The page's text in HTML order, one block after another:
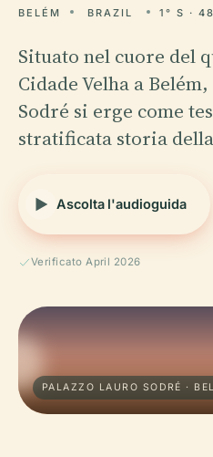
BELÉM BRAZIL 1° S ·
Situato nel cuore del
Cidade Velha a
Sodré si erge come
stratificata storia
Ascolta l'audioguida
Verificato April 2026
PALAZZO LAURO SODRÉ ·